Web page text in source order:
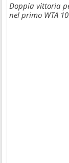
Doppia vittoria
nel primo WTA